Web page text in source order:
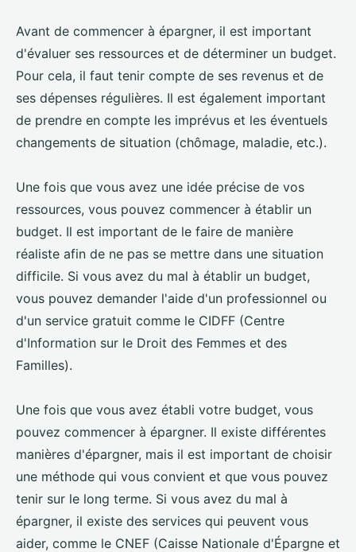
Avant de commencer à épargner, il est important
d'évaluer ses ressources et de déterminer un budget.
Pour cela, il faut tenir compte de ses revenus et de
ses dépenses régulières. Il est également important
de prendre en compte les imprévus et les éventuels
changements de situation (chômage, maladie, etc.).
Une fois que vous avez une idée précise de vos
ressources, vous pouvez commencer à établir un
budget. Il est important de le faire de manière
réaliste afin de ne pas se mettre dans une situation
difficile. Si vous avez du mal à établir un budget,
vous pouvez demander l'aide d'un professionnel ou
d'un service gratuit comme le CIDFF (Centre
d'Information sur le Droit des Femmes et des
Familles).
Une fois que vous avez établi votre budget, vous
pouvez commencer à épargner. Il existe différentes
manières d'épargner, mais il est important de choisir
une méthode qui vous convient et que vous pouvez
tenir sur le long terme. Si vous avez du mal à
épargner, il existe des services qui peuvent vous
aider, comme le CNEF (Caisse Nationale d'Épargne et